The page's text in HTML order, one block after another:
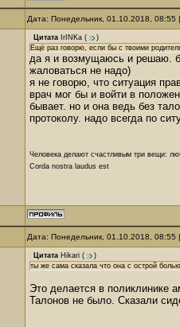
Дата: Понедельник, 01.10.2018,
Цитата IrINKa (
)
Ещё раз говорю, если бы с твоими
да я и возмущаюсь и решаю.
жаловаться не надо)
я не говорю, что ситуация
врач мог бы и войти в
бывает. но и она ведь без
протоколу. надо всегда по
Человека делают счастливым три вещи:
Corda nostra laudus est
Дата: Понедельник, 01.10.2018,
Цитата Hikari (
)
ты же сама сказала что она с острой
Это делается в поликлинике
Талонов не было. Сказали